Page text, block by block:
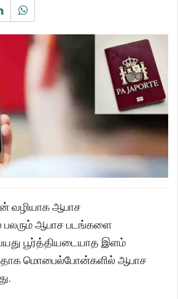
வழியாக ஆபாச
ஆபாச படங்களை
பூர்த்தியடையாத இளம்
மொபைல்போன்களில் ஆபாச